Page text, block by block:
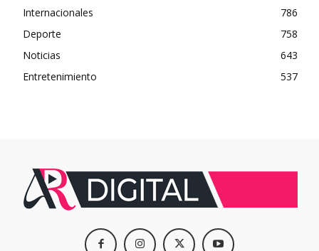
Internacionales
786
Deporte
758
Noticias
643
Entretenimiento
537